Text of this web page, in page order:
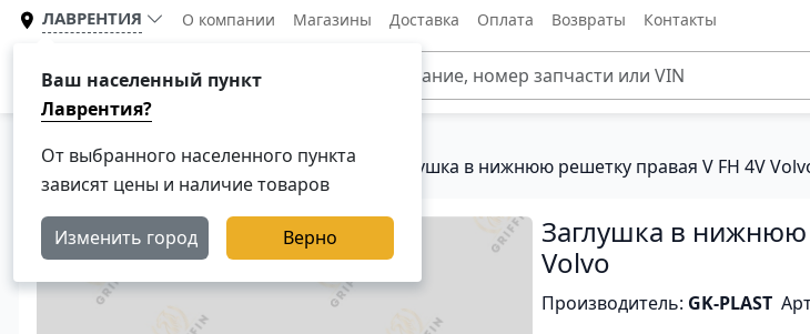
ЛАВРЕНТИЯ
Ваш населенный пункт
Лаврентия?
От выбранного населенного пункта
зависят цены и наличие товаров
Изменить город Верно
О компании Магазины Доставка Оплата Возвраты Контакты
Каталог
Главная Каталог Кузовные детали Заглушка в нижнюю решетку правая V FH 4V
Заглушка в нижнюю
Volvo
Производитель: GK-PLAST